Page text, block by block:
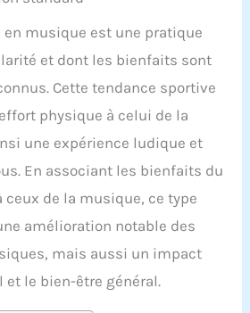
en musique est une pratique
et dont les bienfaits sont
Cette tendance sportive
physique à celui de la
une expérience ludique et
En associant les bienfaits du
de la musique, ce type
amélioration notable des
mais aussi un impact
le bien-être général.